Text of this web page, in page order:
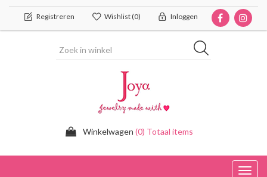
Registreren Wishlist(0) Inloggen
Winkelwagen (0) Totaal items